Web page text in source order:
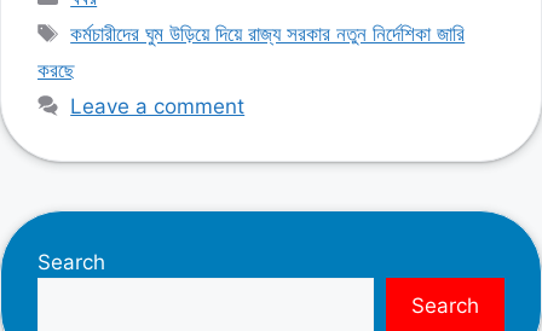
Tags
কর্মচারীদের ঘুম উড়িয়ে দিয়ে রাজ্য সরকার নতুন নির্দেশিকা জারি
করছে
Leave a comment
Search
Search